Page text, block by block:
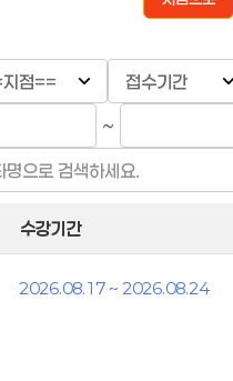
~
수강기간
2026.08.17 ~ 2026.08.24